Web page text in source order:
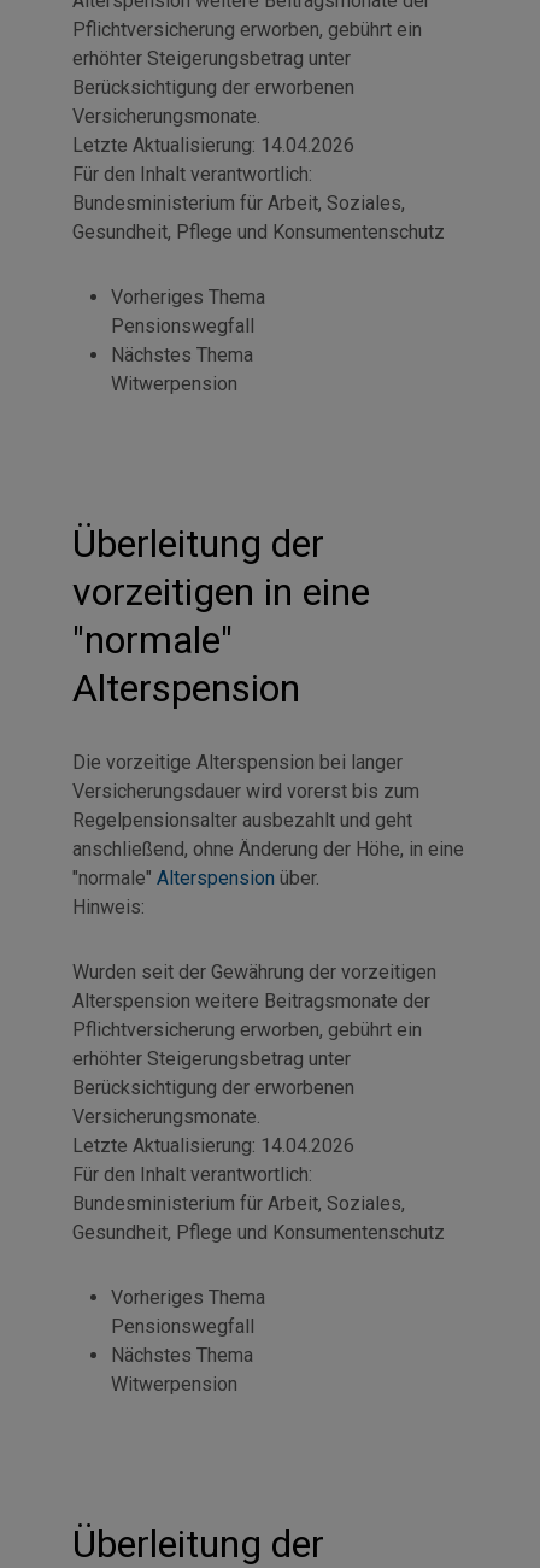
Pflichtversicherung erworben, gebührt ein
erhöhter Steigerungsbetrag unter
Berücksichtigung der erworbenen
Versicherungsmonate.
Letzte Aktualisierung: 14.04.2026
Für den Inhalt verantwortlich:
Bundesministerium für Arbeit, Soziales,
Gesundheit, Pflege und Konsumentenschutz
Vorheriges Thema
Pensionswegfall
Nächstes Thema
Witwerpension
Überleitung der
vorzeitigen in eine
"normale"
Alterspension
Die vorzeitige Alterspension bei langer
Versicherungsdauer wird vorerst bis zum
Regelpensionsalter ausbezahlt und geht
anschließend, ohne Änderung der Höhe, in eine
"normale" Alterspension über.
Hinweis:
Wurden seit der Gewährung der vorzeitigen
Alterspension weitere Beitragsmonate der
Pflichtversicherung erworben, gebührt ein
erhöhter Steigerungsbetrag unter
Berücksichtigung der erworbenen
Versicherungsmonate.
Letzte Aktualisierung: 14.04.2026
Für den Inhalt verantwortlich:
Bundesministerium für Arbeit, Soziales,
Gesundheit, Pflege und Konsumentenschutz
Vorheriges Thema
Pensionswegfall
Nächstes Thema
Witwerpension
Überleitung der